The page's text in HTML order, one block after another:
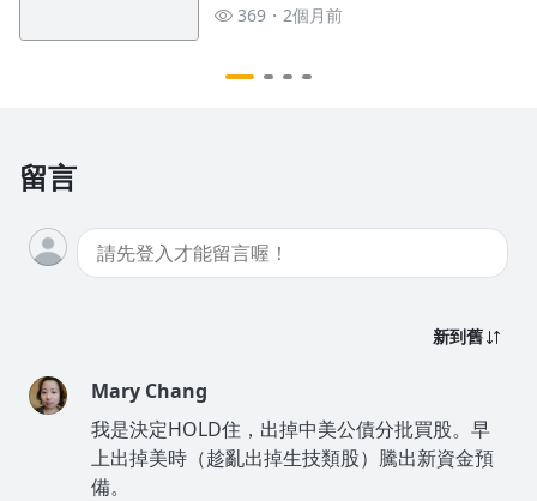
369
2個月前
留言
新到舊
Mary Chang
我是決定HOLD住，出掉中美公債分批買股。早
上出掉美時（趁亂出掉生技類股）騰出新資金預
備。